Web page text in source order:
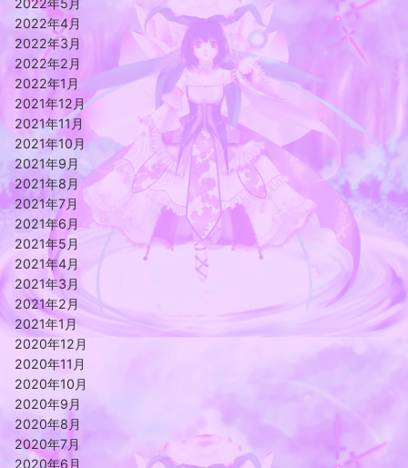
2022年4月
2022年3月
2022年2月
2022年1月
2021年12月
2021年11月
2021年10月
2021年9月
2021年8月
2021年7月
2021年6月
2021年5月
2021年4月
2021年3月
2021年2月
2021年1月
2020年12月
2020年11月
2020年10月
2020年9月
2020年8月
2020年7月
2020年6月